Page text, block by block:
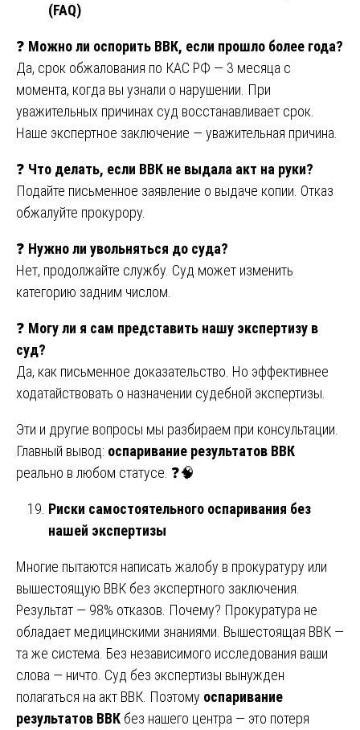
(FAQ)
❓ Можно ли оспорить ВВК, если прошло более года?
Да, срок обжалования по КАС РФ — 3 месяца с
момента, когда вы узнали о нарушении. При
уважительных причинах суд восстанавливает срок.
Наше экспертное заключение — уважительная причина.
❓ Что делать, если ВВК не выдала акт на руки?
Подайте письменное заявление о выдаче копии. Отказ
обжалуйте прокурору.
❓ Нужно ли увольняться до суда?
Нет, продолжайте службу. Суд может изменить
категорию задним числом.
❓ Могу ли я сам представить нашу экспертизу в
суд?
Да, как письменное доказательство. Но эффективнее
ходатайствовать о назначении судебной экспертизы.
Эти и другие вопросы мы разбираем при консультации.
Главный вывод: оспаривание результатов ВВК
реально в любом статусе. ❓🧠
Риски самостоятельного оспаривания без
нашей экспертизы
Многие пытаются написать жалобу в прокуратуру или
вышестоящую ВВК без экспертного заключения.
Результат — 98% отказов. Почему? Прокуратура не
обладает медицинскими знаниями. Вышестоящая ВВК —
та же система. Без независимого исследования ваши
слова — ничто. Суд без экспертизы вынужден
полагаться на акт ВВК. Поэтому оспаривание
результатов ВВК без нашего центра — это потеря